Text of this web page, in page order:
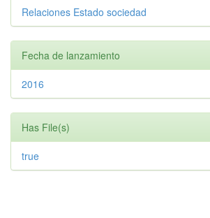
Relaciones Estado sociedad
Fecha de lanzamiento
2016
Has File(s)
true